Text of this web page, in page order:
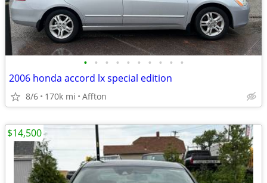
• • • • • • • • • •
2006 honda accord lx special edition
8/6 170k mi Affton
$14,500